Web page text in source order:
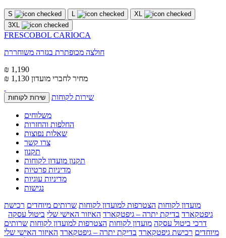
S L
XL
3XL
FRESCOBOL CARIOCA
חולצה מכופתרת בגזרה משוחררת
₪ 1,190
₪ 1,130 מחיר לחברי מועדון
שירות לקוחות שירות לקוחות
משלוחים
החלפות והחזרות
שאלות נפוצות
צרו קשר
תקנון
תקנון מועדון לקוחות
מדיניות פרטיות
מדיניות עוגיות
נגישות
מועדון לקוחות הצטרפות למועדון לקוחות שרותים מיוחדים רכישת
גיפטקארד בדיקת יתרה – גיפטקארד האיזור האישי שלי ביטול עסקה
דרכי ביטול עסקה מועדון לקוחות הצטרפות למועדון לקוחות שרותים
מיוחדים רכישת גיפטקארד בדיקת יתרה – גיפטקארד האיזור האישי שלי